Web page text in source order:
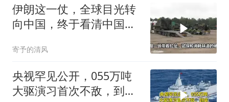
伊朗这一仗，全球目光转
向中国，终于看清中国防
寄予的清风
央视罕见公开，055万吨
大驱演习首次不敌，到底